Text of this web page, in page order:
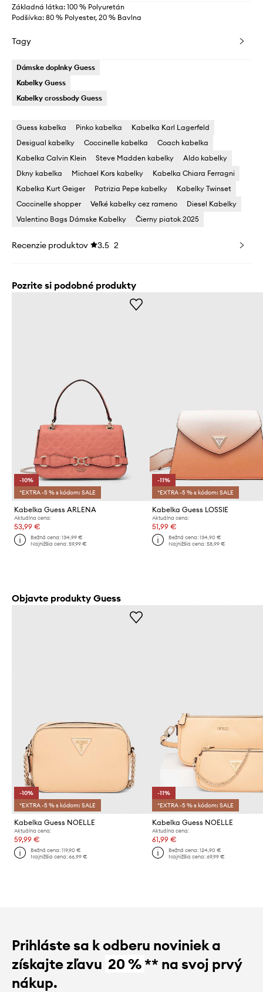
Základná látka: 100 % Polyuretán
Podšívka: 80 % Polyester, 20 % Bavlna
Tagy
Dámske doplnky Guess
Kabelky Guess
Kabelky crossbody Guess
Guess kabelka Pinko kabelka
Kabelka Karl Lagerfeld
Desigual kabelky
Coccinelle kabelka
Coach kabelka
Kabelka Calvin Klein
Steve Madden kabelky
Aldo kabelky
Dkny kabelka
Michael Kors kabelky
Kabelka Chiara Ferragni
Kabelka Kurt Geiger
Patrizia Pepe kabelky
Kabelky Twinset
Coccinelle shopper
Veľké kabelky cez rameno
Diesel Kabelky
Valentino Bags Dámske Kabelky
Čierny piatok 2025
Recenzie produktov 3.5 2
Pozrite si podobné produkty
-10%
*EXTRA -5 % s kódom: SALE
Kabelka Guess ARLENA
Aktuálna cena:
53,99 €
Bežná cena:134,99 €
Najnižšia cena:59,99 €
-11%
*EXTRA -5 % s kódom: SALE
Kabelka Guess LOSSIE
Aktuálna cena:
51,99 €
Bežná cena: 134,90 €
Najnižšia cena: 58,99 €
Objavte produkty Guess
-10%
*EXTRA -5 % s kódom: SALE
Kabelka Guess NOELLE
Aktuálna cena:
59,99 €
Bežná cena:119,90 €
Najnižšia cena:66,99 €
-11%
*EXTRA -5 % s kódom: SALE
Kabelka Guess NOELLE
Aktuálna cena:
61,99 €
Bežná cena: 124,90 €
Najnižšia cena: 69,99 €
Prihláste sa k odberu noviniek a
získajte zľavu 20 %** na svoj prvý
nákup.